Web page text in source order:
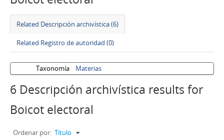
Related Descripción archivística (6)
Related Registro de autoridad (0)
Taxonomía Materias
6 Descripción archivística results for
Boicot electoral
Ordenar por: Título